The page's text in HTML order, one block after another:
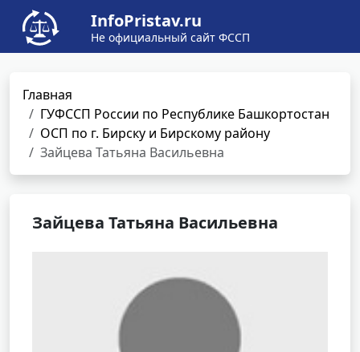
InfoPristav.ru
Не официальный сайт ФССП
Главная
ГУФССП России по Республике Башкортостан
ОСП по г. Бирску и Бирскому району
Зайцева Татьяна Васильевна
Зайцева Татьяна Васильевна